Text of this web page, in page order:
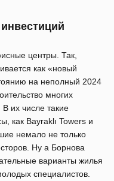
центры. Так,
как «новый
на неполный 2024
многих
их числе такие
как Bayraklı Towers и
немало не только
Ну а Борнова
варианты жилья
специалистов.